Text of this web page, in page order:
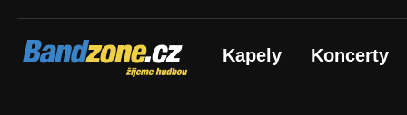
Bandzone.cz
žijeme hudbou Kapely Koncerty